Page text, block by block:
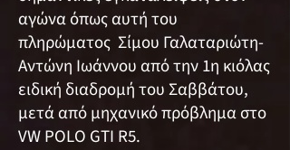
αγώνα όπως αυτή του
πληρώματος Σίμου Γαλαταριώτη-
Αντώνη Ιωάννου από την 1η κιόλας
ειδική διαδρομή του Σαββάτου,
μετά από μηχανικό πρόβλημα στο
VW POLO GTI R5.